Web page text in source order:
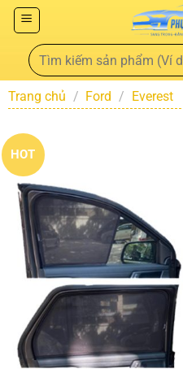
Trang chủ / Ford / Everest
HOT